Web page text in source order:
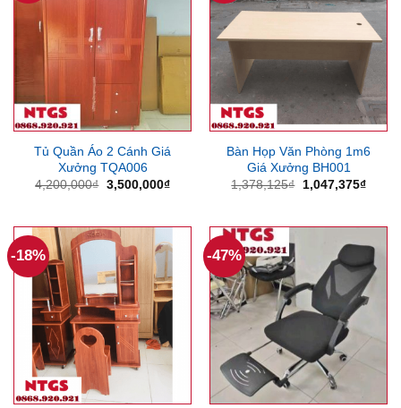
Tủ Quần Áo 2 Cánh Giá
Xưởng TQA006
4,200,000₫ Giá
3,500,000₫Giá
3,500,000₫.
Bàn Họp Văn Phòng 1m6
Giá Xưởng BH001
1,378,125₫
Giá
1,047,375₫Giá
-18% -47%